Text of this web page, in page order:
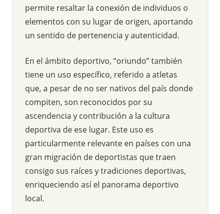
permite resaltar la conexión de individuos o
elementos con su lugar de origen, aportando
un sentido de pertenencia y autenticidad.
En el ámbito deportivo, “oriundo” también
tiene un uso específico, referido a atletas
que, a pesar de no ser nativos del país donde
compiten, son reconocidos por su
ascendencia y contribución a la cultura
deportiva de ese lugar. Este uso es
particularmente relevante en países con una
gran migración de deportistas que traen
consigo sus raíces y tradiciones deportivas,
enriqueciendo así el panorama deportivo
local.